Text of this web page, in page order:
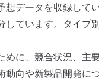
想データを収録して
しています。タイプ
めに、競合状況、主
向や新製品開発に